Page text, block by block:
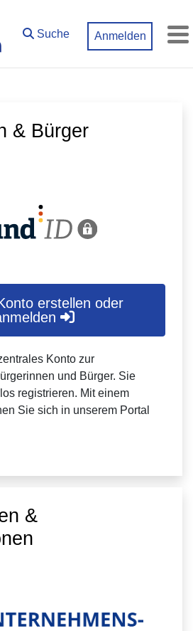
Suche
Anmelden
& Bürger
erstellen oder
Konto zur
und Bürger. Sie
registrieren. Mit einem
Sie sich in unserem Portal
&